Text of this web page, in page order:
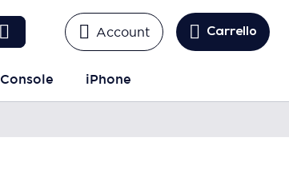
Account Carrello
Console iPhone